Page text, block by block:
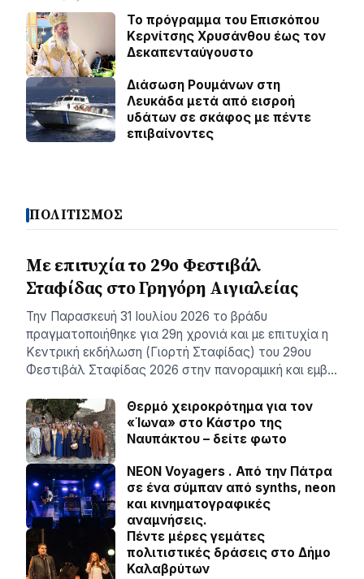
Το πρόγραμμα του Επισκόπου
Κερνίτσης Χρυσάνθου έως τον
Δεκαπενταύγουστο
Διάσωση Ρουμάνων στη
Λευκάδα μετά από εισροή
υδάτων σε σκάφος με πέντε
επιβαίνοντες
ΠΟΛΙΤΙΣΜΟΣ
Με επιτυχία το 29ο Φεστιβάλ
Σταφίδας στο Γρηγόρη Aιγιαλείας
Την Παρασκευή 31 Ιουλίου 2026 το βράδυ
πραγματοποιήθηκε για 29η χρονιά και με επιτυχία η
Κεντρική εκδήλωση (Γιορτή Σταφίδας) του 29ου
Φεστιβάλ Σταφίδας 2026 στην πανοραμική και εμβ…
Θερμό χειροκρότημα για τον
«Ίωνα» στο Κάστρο της
Ναυπάκτου – δείτε φωτο
NEON Voyagers . Από την Πάτρα
σε ένα σύμπαν από synths, neon
και κινηματογραφικές
αναμνήσεις.
Πέντε μέρες γεμάτες
πολιτιστικές δράσεις στο Δήμο
Καλαβρύτων